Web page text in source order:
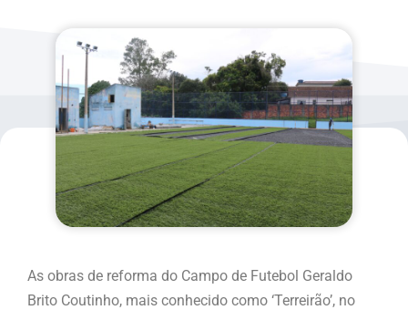
As obras de reforma do Campo de Futebol Geraldo
Brito Coutinho, mais conhecido como ‘Terreirão’, no